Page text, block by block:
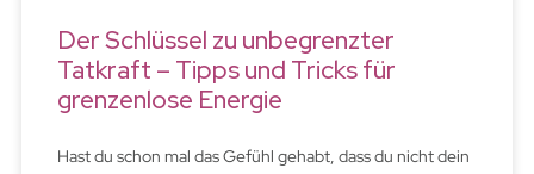
Der Schlüssel zu unbegrenzter
Tatkraft – Tipps und Tricks für
grenzenlose Energie
Hast du schon mal das Gefühl gehabt, dass du nicht dein